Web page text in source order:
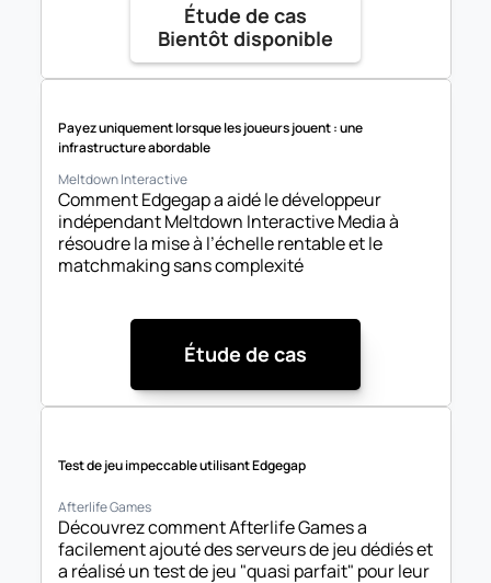
Étude de cas
Bientôt disponible
Payez uniquement lorsque les joueurs jouent : une
infrastructure abordable
Meltdown Interactive
Comment Edgegap a aidé le développeur
indépendant Meltdown Interactive Media à
résoudre la mise à l’échelle rentable et le
matchmaking sans complexité
Étude de cas
Test de jeu impeccable utilisant Edgegap
Afterlife Games
Découvrez comment Afterlife Games a
facilement ajouté des serveurs de jeu dédiés et
a réalisé un test de jeu "quasi parfait" pour leur